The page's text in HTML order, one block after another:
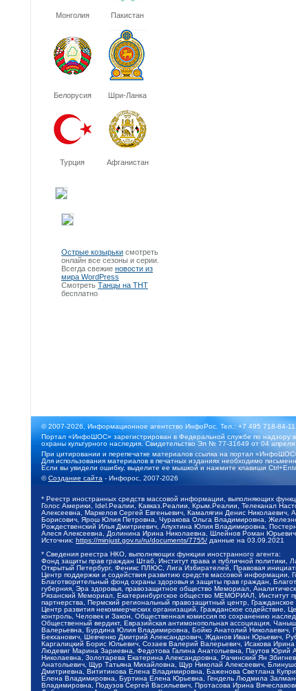
Монголия Пакистан
Белорусия Шри-Ланка
Турция Афганистан
Острые козырьки смотреть
онлайн все сезоны и серии.
Всегда свежие новости из
мира WordPress
Смотреть Танцы на ТНТ
бесплатно
© 2007-2026, Информационное агентство ИнфоРос. Тел.: +7 495 718-84-
Портал «ИнфоШОС» зарегистрирован в Федеральной службе по надзору
охраны культурного наследия. Свидетельство Эл № 77-31649 от 04 апреля
При цитировании и перепечатке материалов ссылка на портал
Для использования материалов в печатных изданиях необходимо
Если вы увидели ошибку, выделите ее мышкой и нажмите клавиши
©Создание сайта - Инфорос, 2007-2026
* Реестр иностранных средств массовой информации, выполняющих
Голос Америки, Idel.Реалии, Кавказ.Реалии, Крым.Реалии, Телеканал
Алексеевна, Маркелов Сергей Евгеньевич, Камалягин Денис
Борисович, Ярош Юлия Петровна, Чуракова Ольга Владимировна,
Рождественский Илья Дмитриевич, Апухтина Юлия Владимировна,
Алеся Алексеевна, Долинина Ирина Николаевна, Шлейнов Роман
Источник: https://minjust.gov.ru/ru/documents/7755/ данные на 03.09.2021
* Сведения реестра НКО, выполняющих функции иностранного агента:
Фонд защиты прав граждан Штаб, Институт права и публичной
Открытый Петербург, Феникс ПЛЮС, Лига Избирателей, Правовая
Центр поддержки и содействия развитию средств массовой
Благотворительный фонд охраны здоровья и защиты прав граждан,
губерния, Эра здоровья, правозащитное общество Мемориал,
Рязанский Мемориал, Екатеринбургское общество МЕМОРИАЛ, Институт
партнерства, Пермский региональный правозащитный центр,
Центр развития некоммерческих организаций, Гражданское
контроль, Человек и Закон, Общественная комиссия по сохранению
Общественный вердикт, Евразийская антимонопольная ассоциация,
Валерьевна, Бурдина Юлия Владимировна, Бойко Анатолий Николаевич,
Бекханович, Шевченко Дмитрий Александрович, Жданов Иван Юрьевич,
Каргалицкий Борис Юльевич, Созаев Валерий Валерьевич, Исакова
Людевиг Марина Зариевна, Федотова Галина Анатольевна, Паутов Юрий
Николаевна, Золотарева Екатерина Александровна, Рачинский Ян
Анатольевич, Щур Татьяна Михайловна, Щур Николай Алексеевич,
Дмитриевна, Вититинова Елена Владимировна, Баженова Светлана
Елена Владимировна, Буртина Елена Юрьевна, Гендель Людмила
Владимировна, Подузов Сергей Васильевич, Протасова Ирина